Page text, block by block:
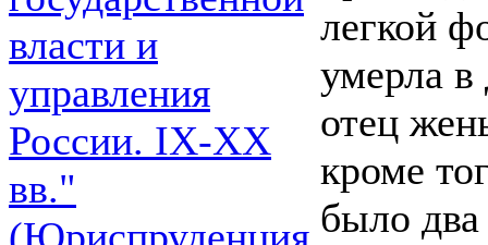
власти и
управления
России. IХ-ХХ
вв."
легкой
умерла в
отец
кроме
было два